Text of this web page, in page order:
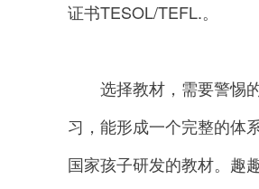
证书TESOL/TEFL.。
选择教材，需要警惕的
习，能形成一个完整的体
国家孩子研发的教材。趣